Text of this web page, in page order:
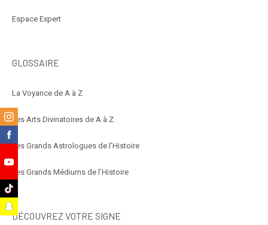
Espace Expert
GLOSSAIRE
La Voyance de A à Z
Les Arts Divinatoires de A à Z
Les Grands Astrologues de l’Histoire
Les Grands Médiums de l’Histoire
DÉCOUVREZ VOTRE SIGNE